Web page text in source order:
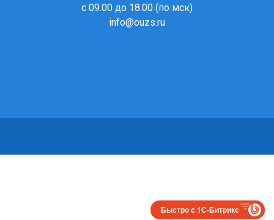
с 09.00 до 18.00 (по мск)
info@ouzs.ru
Быстро с 1С-Битрикс